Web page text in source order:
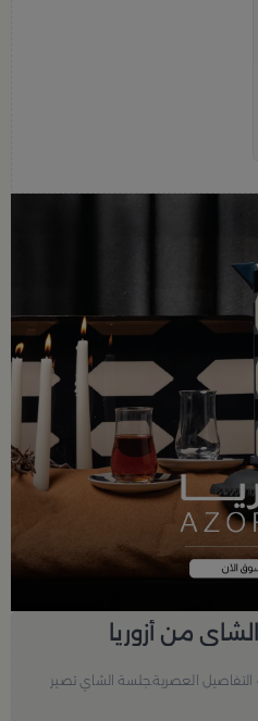
من أزوريا
التفاصيل العصرية.جلسة الشاي تصير